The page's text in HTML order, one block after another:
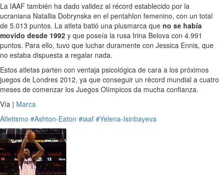
La IAAF también ha dado validez al récord establecido por la
ucraniana Natallia Dobrynska en el pentahlon femenino, con un total
de 5.013 puntos. La atleta batió una plusmarca que no se había
movido desde 1992 y que poseía la rusa Irina Belova con 4.991
puntos. Para ello, tuvo que luchar duramente con Jessica Ennis, que
no estaba dispuesta a regalar nada.
Estos atletas parten con ventaja psicológica de cara a los próximos
juegos de Londres 2012, ya que conseguir un récord mundial a cuatro
meses de comenzar los Juegos Olímpicos da mucha confianza.
Vía | Marca
Atletismo #Ashton-Eaton #iaaf #Yelena-Isinbayeva